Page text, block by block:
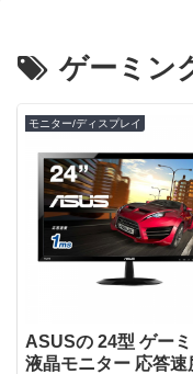
ゲーミン
モニター/ディスプレイ
ASUSの 24型 ゲー
液晶モニター 応答速